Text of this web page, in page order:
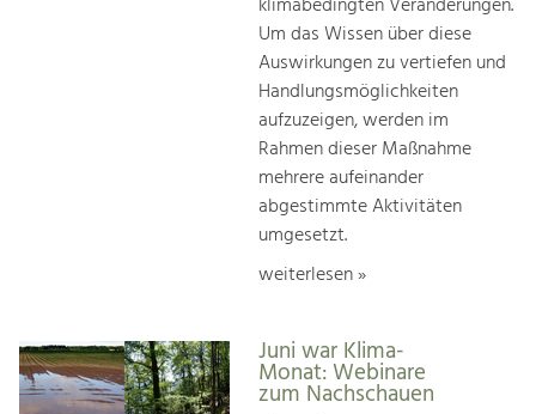
Um das Wissen über diese
Auswirkungen zu vertiefen und
Handlungsmöglichkeiten
aufzuzeigen, werden im
Rahmen dieser Maßnahme
mehrere aufeinander
abgestimmte Aktivitäten
umgesetzt.
weiterlesen »
Juni war Klima-
Monat: Webinare
zum Nachschauen